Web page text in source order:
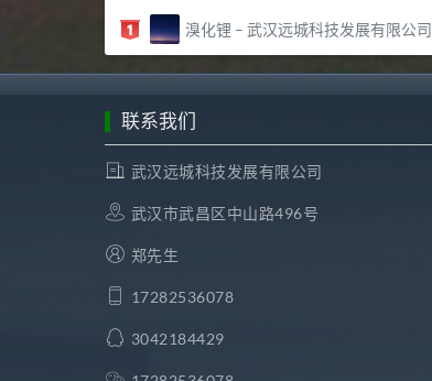
溴化锂 – 武汉远城科技发展有限公司
联系我们
武汉远城科技发展有限公司
武汉市武昌区中山路496号
郑先生
17282536078
3042184429